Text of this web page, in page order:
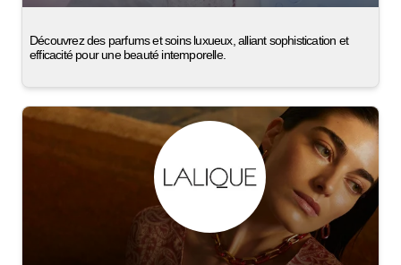
Découvrez des parfums et soins luxueux, alliant sophistication et
efficacité pour une beauté intemporelle.